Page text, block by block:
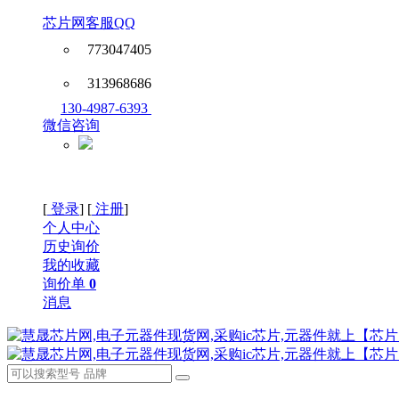
芯片网客服QQ
773047405
313968686
130-4987-6393
微信咨询
[ 登录] [ 注册]
个人中心
历史询价
我的收藏
询价单 0
消息